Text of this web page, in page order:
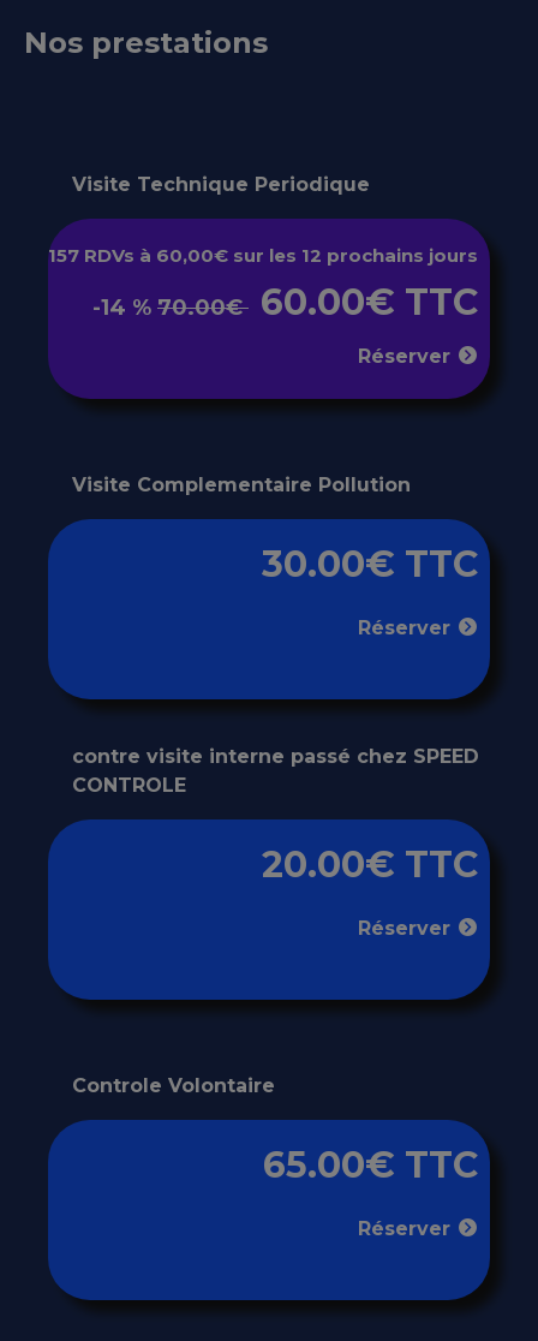
Nos prestations
Visite Technique Periodique
157 RDVs à 60,00€ sur les 12 prochains jours
-14 % 70.00€ 60.00€ TTC
Réserver
Visite Complementaire Pollution
30.00€ TTC
Réserver
contre visite interne passé chez SPEED
CONTROLE
20.00€ TTC
Réserver
Controle Volontaire
65.00€ TTC
Réserver